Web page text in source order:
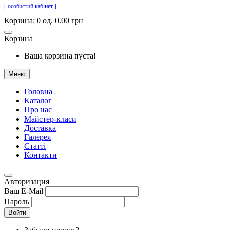
[ особистий кабінет ]
Корзина: 0 од. 0.00 грн
Корзина
Ваша корзина пуста!
Меню
Головна
Каталог
Про нас
Майстер-класи
Доставка
Галерея
Статтi
Контакти
Авторизация
Ваш E-Mail
Пароль
Войти